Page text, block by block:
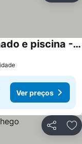
Studio lindo com ar condicionado e piscina - Bela Vita - 104
Ver preços
Partilhar